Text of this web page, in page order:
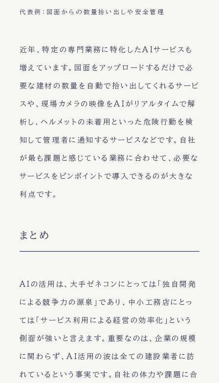
代表例：図面からの数量拾い出しや安全管理
近年、特定の専門業務に特化したAIサービスも
増えています。図面をアップロードするだけで必
要な建材の数量を自動で拾い出してくれるサービ
スや、現場カメラの映像をAIがリアルタイムで解
析し、ヘルメットの未着用といった危険行動を検
知して管理者に通知するサービスなどです。自社
が最も課題と感じている業務に合わせて、必要な
サービスをピンポイントで導入できるのが大きな
利点です。
まとめ
AIの活用は、大手ゼネコンにとっては「独自開発
による競争力の源泉」であり、中小工務店にとっ
ては「サービス利用による経営の効率化」という
側面が強いと言えます。重要なのは、企業の規模
に関わらず、AI活用の波は全ての建設業者に訪
れているという事実です。自社の体力や課題に合